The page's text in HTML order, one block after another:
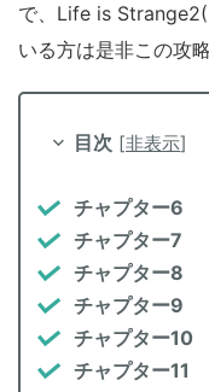
で、Life is
いる方は是非この攻
目次 [非表示]
チャプター6
チャプター7
チャプター8
チャプター9
チャプター10
チャプター11